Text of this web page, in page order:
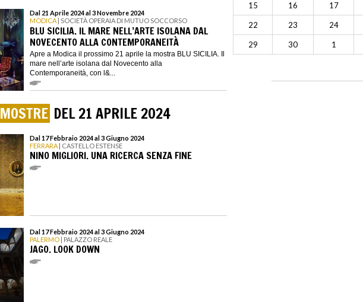
Dal 21 Aprile 2024 al 3 Novembre 2024
MODICA | SOCIETÀ OPERAIA DI MUTUO SOCCORSO
BLU SICILIA. IL MARE NELL’ARTE ISOLANA DAL
NOVECENTO ALLA CONTEMPORANEITÀ
Apre a Modica il prossimo 21 aprile la mostra BLU SICILIA. Il
mare nell’arte isolana dal Novecento alla
Contemporaneità, con l&...
MOSTRE DEL 21 APRILE 2024
Dal 17 Febbraio 2024 al 3 Giugno 2024
FERRARA | CASTELLO ESTENSE
NINO MIGLIORI. UNA RICERCA SENZA FINE
Dal 17 Febbraio 2024 al 3 Giugno 2024
PALERMO | PALAZZO REALE
JAGO. LOOK DOWN
15 16 17
22 23 24
29 30 1